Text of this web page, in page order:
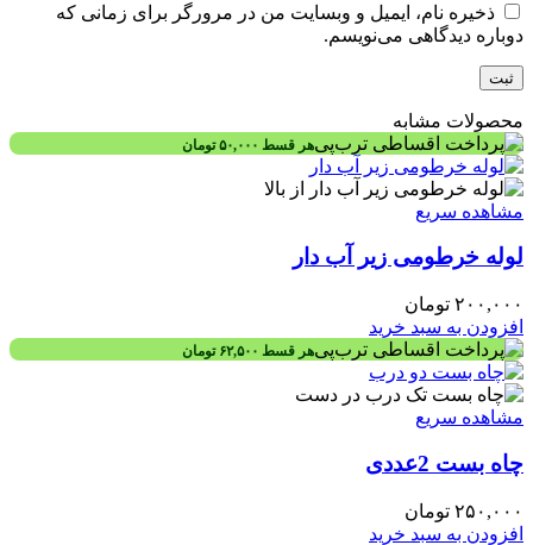
ذخیره نام، ایمیل و وبسایت من در مرورگر برای زمانی که
دوباره دیدگاهی می‌نویسم.
محصولات مشابه
هر قسط ۵۰,۰۰۰ تومان
مشاهده سریع
لوله خرطومی زیر آب دار
۲۰۰,۰۰۰ تومان
افزودن به سبد خرید
هر قسط ۶۲,۵۰۰ تومان
مشاهده سریع
چاه بست 2عددی
۲۵۰,۰۰۰ تومان
افزودن به سبد خرید